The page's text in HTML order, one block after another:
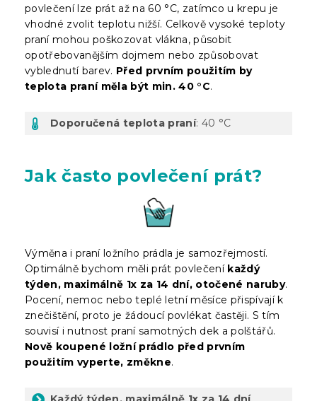
povlečení lze prát až na 60 °C, zatímco u krepu je
vhodné zvolit teplotu nižší. Celkově vysoké teploty
praní mohou poškozovat vlákna, působit
opotřebovanějším dojmem nebo způsobovat
vyblednutí barev. Před prvním použitím by
teplota praní měla být min. 40 °C.
Doporučená teplota praní: 40 °C
Jak často povlečení prát?
Výměna i praní ložního prádla je samozřejmostí.
Optimálně bychom měli prát povlečení každý
týden, maximálně 1x za 14 dní, otočené naruby.
Pocení, nemoc nebo teplé letní měsíce přispívají k
znečištění, proto je žádoucí povlékat častěji. S tím
souvisí i nutnost praní samotných dek a polštářů.
Nově koupené ložní prádlo před prvním
použitím vyperte, změkne.